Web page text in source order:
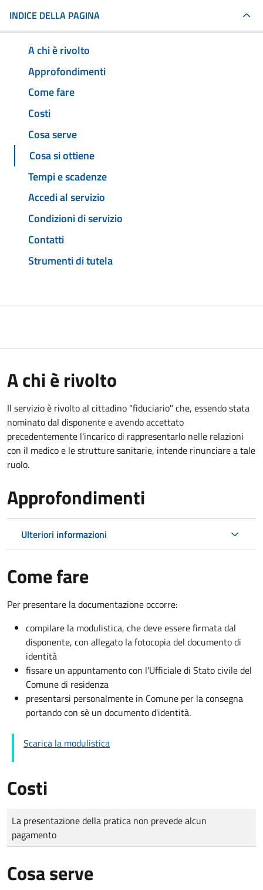
INDICE DELLA PAGINA
A chi è rivolto
Approfondimenti
Come fare
Costi
Cosa serve
Cosa si ottiene
Tempi e scadenze
Accedi al servizio
Condizioni di servizio
Contatti
Strumenti di tutela
A chi è rivolto
Il servizio è rivolto al cittadino "fiduciario" che, essendo stata
nominato dal disponente e avendo accettato
precedentemente l'incarico di rappresentarlo nelle relazioni
con il medico e le strutture sanitarie, intende rinunciare a tale
ruolo.
Approfondimenti
Ulteriori informazioni
Come fare
Per presentare la documentazione occorre:
compilare la modulistica, che deve essere firmata dal
disponente, con allegato la fotocopia del documento di
identità
fissare un appuntamento con l'Ufficiale di Stato civile del
Comune di residenza
presentarsi personalmente in Comune per la consegna
portando con sè un documento d'identità.
Scarica la modulistica
Costi
Tipo di pagamento
Importo
La presentazione della pratica non prevede alcun
pagamento
Cosa serve